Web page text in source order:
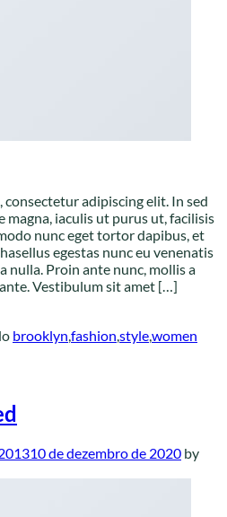
adipiscing elit. In sed
magna, iaculis ut purus ut, facilisis
nunc eget tortor dapibus, et
egestas nunc eu venenatis
nulla. Proin ante nunc, mollis a
Vestibulum sit amet […]
brooklyn,fashion,style,women
10 de dezembro de 2020 by